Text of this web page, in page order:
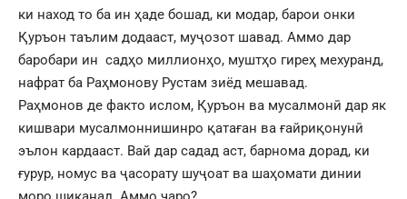
ки наход то ба ин ҳаде бошад, ки модар, барои онки
Қуръон таълим додааст, муҷозот шавад. Аммо дар
баробари ин садҳо миллионҳо, муштҳо гиреҳ мехуранд,
нафрат ба Раҳмонову Рустам зиёд мешавад.
Раҳмонов де факто ислом, Қуръон ва мусалмонӣ дар як
кишвари мусалмоннишинро қатаған ва ғайриқонунӣ
эълон кардааст. Вай дар садад аст, барнома дорад, ки
ғурур, номус ва ҷасорату шуҷоат ва шаҳомати динии